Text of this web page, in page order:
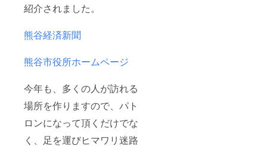
紹介されました。
熊谷経済新聞
熊谷市役所ホームページ
今年も、多くの人が訪れる
場所を作りますので、パト
ロンになって頂くだけでな
く、足を運びヒマワリ迷路